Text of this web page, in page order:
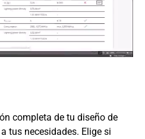
completa de tu diseño de
tus necesidades. Elige si